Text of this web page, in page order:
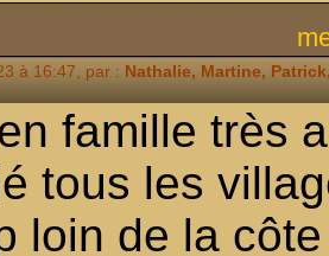
à 16:47, par : Nathalie, Martine,
famille très
tous les
loin de la